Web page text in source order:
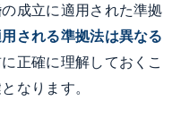
成立に適用された準拠
される準拠法は異なる
正確に理解しておくこ
なります。